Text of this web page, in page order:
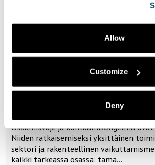
Allow
Customize
Deny
Tutkimusryhmät
Osaamisvaje ja kohtaamisongelma
Niiden ratkaisemiseksi yksittäinen
sektori ja rakenteellinen
kaikki tärkeässä osassa: tämä…